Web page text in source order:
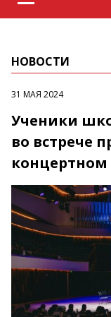
НОВОСТИ
31 МАЯ 2024
Ученики
во встрече
концертном